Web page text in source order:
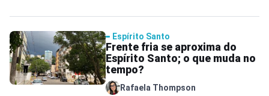
Espírito Santo
Frente fria se aproxima do
Espírito Santo; o que muda no
tempo?
Rafaela Thompson